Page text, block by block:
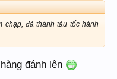
chạp, đã thành tàu tốc hành
đánh lên